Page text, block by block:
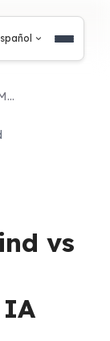
Herramientas de Mapas Mentales Comparadas: XMind vs MindMeister vs Herramientas de IA
vs
IA